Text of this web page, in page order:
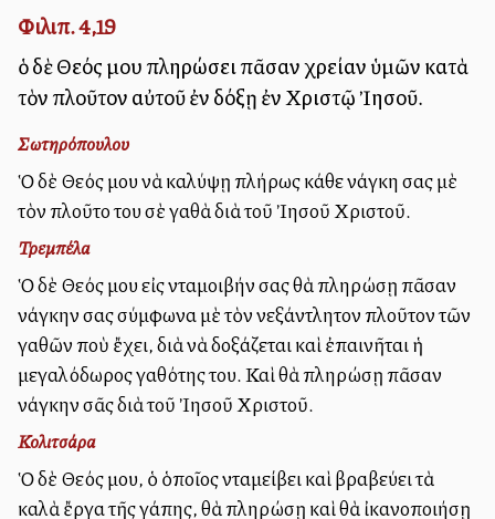
Φιλιπ. 4,19
ὁ δὲ Θεός μου πληρώσει πᾶσαν χρείαν ὑμῶν κατὰ
τὸν πλοῦτον αὐτοῦ ἐν δόξῃ ἐν Χριστῷ Ἰησοῦ.
Σωτηρόπουλου
Ὁ δὲ Θεός μου νὰ καλύψῃ πλήρως κάθε ἀνάγκη σας μὲ
τὸν πλοῦτο του σὲ ἀγαθὰ διὰ τοῦ Ἰησοῦ Χριστοῦ.
Τρεμπέλα
Ὁ δὲ Θεός μου εἰς ἀνταμοιβήν σας θὰ πληρώσῃ πᾶσαν
ἀνάγκην σας σύμφωνα μὲ τὸν ἀνεξάντλητον πλοῦτον τῶν
ἀγαθῶν ποὺ ἔχει, διὰ νὰ δοξάζεται καὶ ἐπαινῆται ἡ
μεγαλόδωρος ἀγαθότης του. Καὶ θὰ πληρώσῃ πᾶσαν
ἀνάγκην σᾶς διὰ τοῦ Ἰησοῦ Χριστοῦ.
Κολιτσάρα
Ὁ δὲ Θεός μου, ὁ ὁποῖος ἀνταμείβει καὶ βραβεύει τὰ
καλὰ ἔργα τῆς ἀγάπης, θὰ πληρώσῃ καὶ θὰ ἰκανοποιήσῃ